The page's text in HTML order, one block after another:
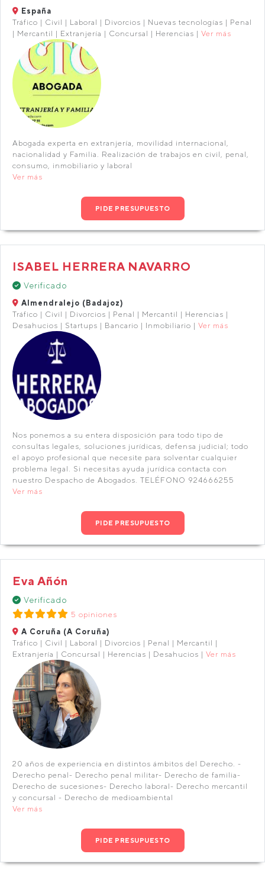
España
Tráfico | Civil | Laboral | Divorcios | Nuevas tecnologías | Penal
| Mercantil | Extranjería | Concursal | Herencias | Ver más
Abogada experta en extranjería, movilidad internacional,
nacionalidad y Familia. Realización de trabajos en civil, penal,
consumo, inmobiliario y laboral
Ver más
PIDE PRESUPUESTO
ISABEL HERRERA NAVARRO
Verificado
Almendralejo (Badajoz)
Tráfico | Civil | Divorcios | Penal | Mercantil | Herencias |
Desahucios | Startups | Bancario | Inmobiliario | Ver más
Nos ponemos a su entera disposición para todo tipo de
consultas legales, soluciones jurídicas, defensa judicial; todo
el apoyo profesional que necesite para solventar cualquier
problema legal. Si necesitas ayuda jurídica contacta con
nuestro Despacho de Abogados. TELÉFONO 924666255
Ver más
PIDE PRESUPUESTO
Eva Añón
Verificado
5 opiniones
A Coruña (A Coruña)
Tráfico | Civil | Laboral | Divorcios | Penal | Mercantil |
Extranjería | Concursal | Herencias | Desahucios | Ver más
20 años de experiencia en distintos ámbitos del Derecho. -
Derecho penal- Derecho penal militar- Derecho de familia-
Derecho de sucesiones- Derecho laboral- Derecho mercantil
y concursal - Derecho de medioambiental
Ver más
PIDE PRESUPUESTO